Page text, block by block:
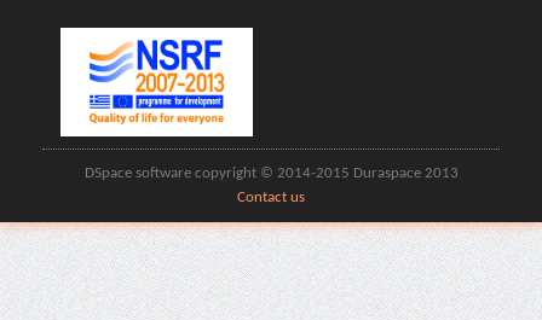
DSpace software copyright © 2014-2015 Duraspace 2013
Contact us